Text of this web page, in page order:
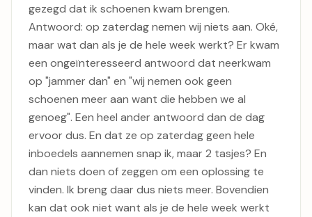
gezegd dat ik schoenen kwam brengen.
Antwoord: op zaterdag nemen wij niets aan. Oké,
maar wat dan als je de hele week werkt? Er kwam
een ongeïnteresseerd antwoord dat neerkwam
op "jammer dan" en "wij nemen ook geen
schoenen meer aan want die hebben we al
genoeg". Een heel ander antwoord dan de dag
ervoor dus. En dat ze op zaterdag geen hele
inboedels aannemen snap ik, maar 2 tasjes? En
dan niets doen of zeggen om een oplossing te
vinden. Ik breng daar dus niets meer. Bovendien
kan dat ook niet want als je de hele week werkt